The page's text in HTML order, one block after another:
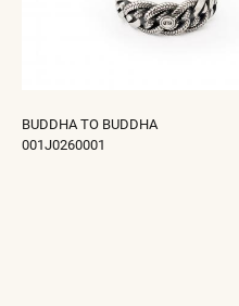
BUDDHA TO BUDDHA
001J0260001